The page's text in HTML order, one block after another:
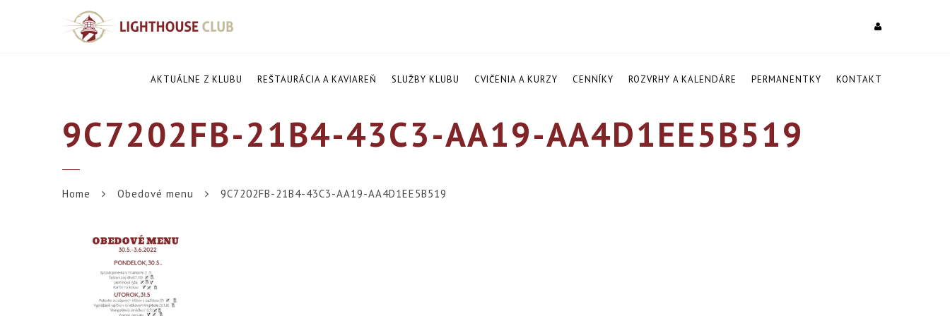
AKTUÁLNE Z KLUBU REŠTAURÁCIA A KAVIAREŇ SLUŽBY KLUBU CVIČENIA A KURZY CENNÍKY ROZVRHY A KALENDÁRE PERMANENTKY KONTAKT
9C7202FB-21B4-43C3-AA19-AA4D1EE5B519
Home Obedové menu 9C7202FB-21B4-43C3-AA19-AA4D1EE5B519